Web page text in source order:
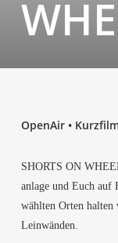
Open­Air •
SHORTS ON
an­la­ge und Euch
wähl­ten Orten hal­ten
Leinwänden.